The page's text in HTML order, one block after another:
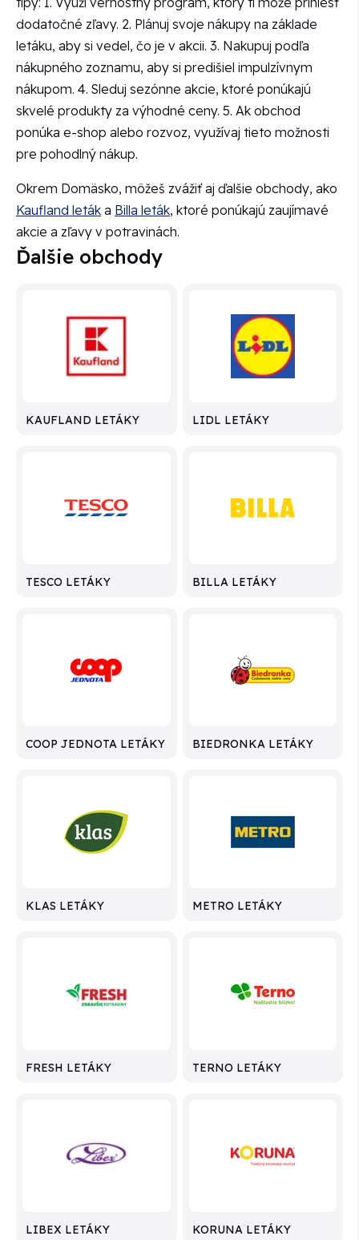
dodatočné zľavy. 2. Plánuj svoje nákupy na základe
letáku, aby si vedel, čo je v akcii. 3. Nakupuj podľa
nákupného zoznamu, aby si predišiel impulzívnym
nákupom. 4. Sleduj sezónne akcie, ktoré ponúkajú
skvelé produkty za výhodné ceny. 5. Ak obchod
ponúka e-shop alebo rozvoz, využívaj tieto možnosti
pre pohodlný nákup.
Okrem Domäsko, môžeš zvážiť aj ďalšie obchody, ako
Kaufland leták a Billa leták, ktoré ponúkajú zaujímavé
akcie a zľavy v potravinách.
Ďalšie obchody
KAUFLAND LETÁKY LIDL LETÁKY
TESCO LETÁKY BILLA LETÁKY
COOP JEDNOTA LETÁKY BIEDRONKA LETÁKY
KLAS LETÁKY METRO LETÁKY
FRESH LETÁKY TERNO LETÁKY
LIBEX LETÁKY KORUNA LETÁKY